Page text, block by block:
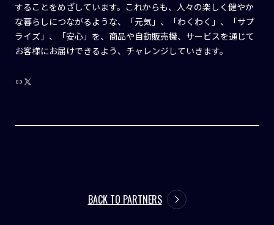
することをめざしています。これからも、人々の楽しく健やか
な暮らしにつながるような、「元気」、「わくわく」、「サプ
ライズ」、「安心」を、商品や自動販売機、サービスを通じて
お客様にお届けできるよう、チャレンジしていきます。
Link X
BACK TO PARTNERS